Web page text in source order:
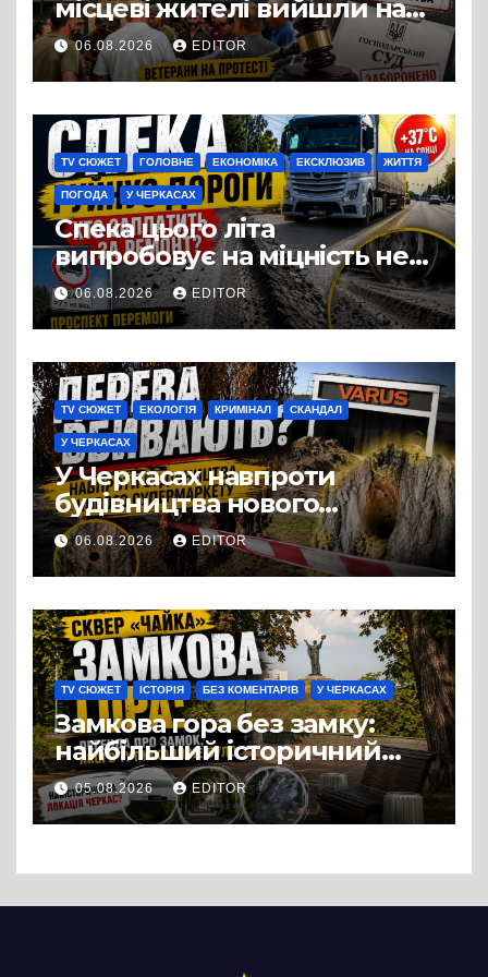
місцеві жителі вийшли на
протест до стін
підприємства ТОВ «Омега
Три», що займається
виробництвом м’яса птиці
06.08.2026 EDITOR
TV СЮЖЕТ ГОЛОВНЕ ЕКОНОМІКА ЕКСКЛЮЗИВ ЖИТТЯ
ПОГОДА У ЧЕРКАСАХ
Спека цього літа
випробовує на міцність не
лише людей, а й дороги
Черкас
06.08.2026 EDITOR
TV СЮЖЕТ ЕКОЛОГІЯ КРИМІНАЛ СКАНДАЛ
У ЧЕРКАСАХ
У Черкасах навпроти
будівництва нового
супермаркету VARUS на
проспекті Перемоги всохли
дерева. І це навряд чи
можна назвати
випадковістю
06.08.2026 EDITOR
TV СЮЖЕТ ІСТОРІЯ БЕЗ КОМЕНТАРІВ У ЧЕРКАСАХ
Замкова гора без замку:
найбільший історичний
міф Черкас
05.08.2026 EDITOR